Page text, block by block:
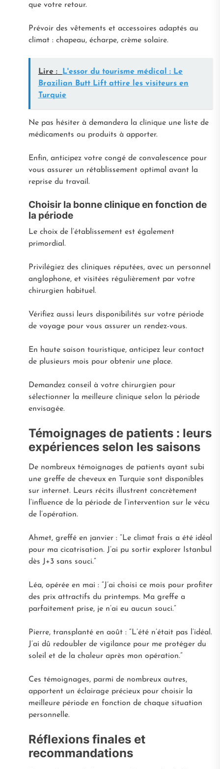
que votre retour.
Prévoir des vêtements et accessoires adaptés au
climat : chapeau, écharpe, crème solaire.
Lire :
L'essor du tourisme médical : Le
Brazilian Butt Lift attire les visiteurs en
Turquie
Ne pas hésiter à demandera la clinique une liste de
médicaments ou produits à apporter.
Enfin, anticipez votre congé de convalescence pour
vous assurer un rétablissement optimal avant la
reprise du travail.
Choisir la bonne clinique en fonction de
la période
Le choix de l’établissement est également
primordial.
Privilégiez des cliniques réputées, avec un personnel
anglophone, et visitées régulièrement par votre
chirurgien habituel.
Vérifiez aussi leurs disponibilités sur votre période
de voyage pour vous assurer un rendez-vous.
En haute saison touristique, anticipez leur contact
de plusieurs mois pour obtenir une place.
Demandez conseil à votre chirurgien pour
sélectionner la meilleure clinique selon la période
envisagée.
Témoignages de patients : leurs
expériences selon les saisons
De nombreux témoignages de patients ayant subi
une greffe de cheveux en Turquie sont disponibles
sur internet. Leurs récits illustrent concrètement
l’influence de la période de l’intervention sur le vécu
de l’opération.
Ahmet, greffé en janvier : “Le climat frais a été idéal
pour ma cicatrisation. J’ai pu sortir explorer Istanbul
dès J+3 sans souci.”
Léa, opérée en mai : “J’ai choisi ce mois pour profiter
des prix attractifs du printemps. Ma greffe a
parfaitement prise, je n’ai eu aucun souci.”
Pierre, transplanté en août : “L’été n’était pas l’idéal.
J’ai dû redoubler de vigilance pour me protéger du
soleil et de la chaleur après mon opération.”
Ces témoignages, parmi de nombreux autres,
apportent un éclairage précieux pour choisir la
meilleure période en fonction de chaque situation
personnelle.
Réflexions finales et
recommandations